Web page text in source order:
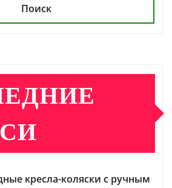
Поиск
кресла-коляски с ручным